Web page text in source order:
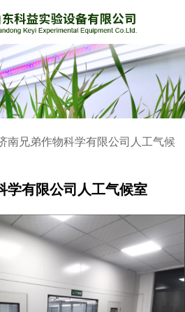
物科学有限
候室
南兄弟作物科学有限公司人工气候
学有限公司人工气候室